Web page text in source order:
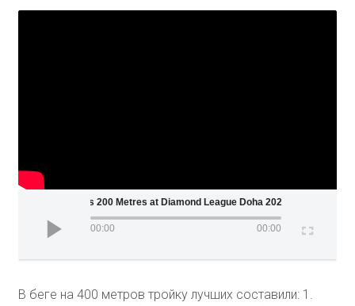
Men's 200 Metres at Diamond League Doha 2020
00:00 00:00
В беге на 400 метров тройку лучших составили: 1.